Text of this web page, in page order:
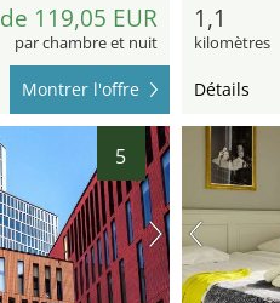
de 119,05 EUR
par chambre et nuit
Montrer l'offre
1,1
kilomètres
Détails
5